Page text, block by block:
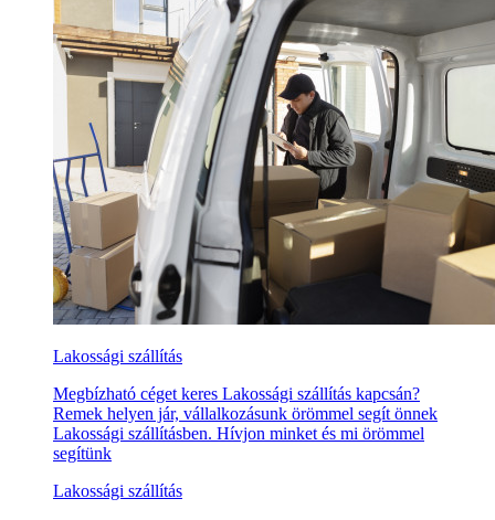
Lakossági szállítás
Megbízható céget keres Lakossági szállítás kapcsán?
Remek helyen jár, vállalkozásunk örömmel segít önnek
Lakossági szállításben. Hívjon minket és mi örömmel
segítünk
Lakossági szállítás